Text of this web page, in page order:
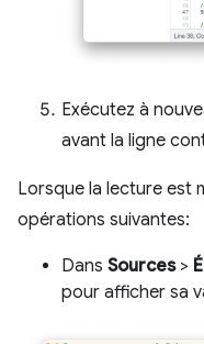
Exécutez à
avant la ligne
Lorsque la lecture est
opérations suivantes:
Dans Sources>
pour afficher sa